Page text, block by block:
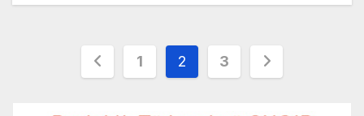
Posts
1 2 3